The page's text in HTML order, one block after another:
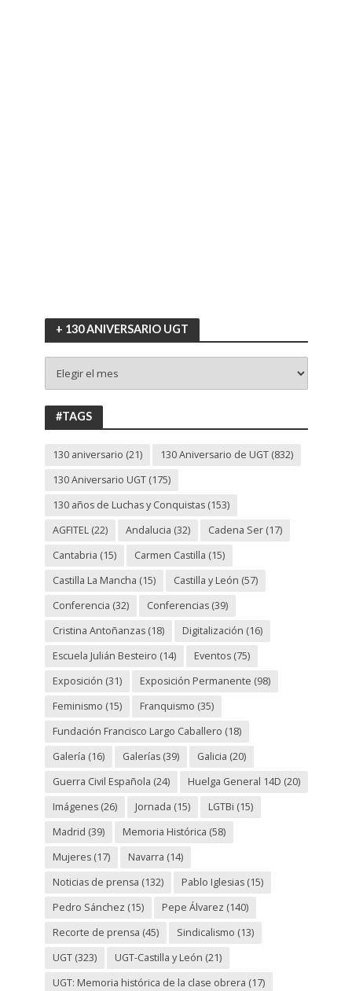
+ 130 ANIVERSARIO UGT
130
ANIVERSARIO
UGT
#TAGS
130 aniversario (21) 130 Aniversario de UGT(832)
130 Aniversario UGT(175)
130 años de Luchas y Conquistas(153)
AGFITEL(22) Andalucia (32) Cadena Ser(17)
Cantabria (15) Carmen Castilla (15)
Castilla La Mancha (15) Castilla y León (57)
Conferencia (32) Conferencias(39)
Cristina Antoñanzas(18) Digitalización (16)
Escuela Julián Besteiro (14) Eventos(75)
Exposición (31) Exposición Permanente (98)
Feminismo (15) Franquismo (35)
Fundación Francisco Largo Caballero (18)
Galería (16) Galerías(39) Galicia (20)
Guerra Civil Española (24) Huelga General 14D (20)
Imágenes(26) Jornada (15) LGTBi (15)
Madrid (39) Memoria Histórica (58)
Mujeres(17) Navarra (14)
Noticias de prensa (132) Pablo Iglesias(15)
Pedro Sánchez (15) Pepe Álvarez (140)
Recorte de prensa (45) Sindicalismo (13)
UGT(323) UGT-Castilla y León (21)
UGT: Memoria histórica de la clase obrera (17)